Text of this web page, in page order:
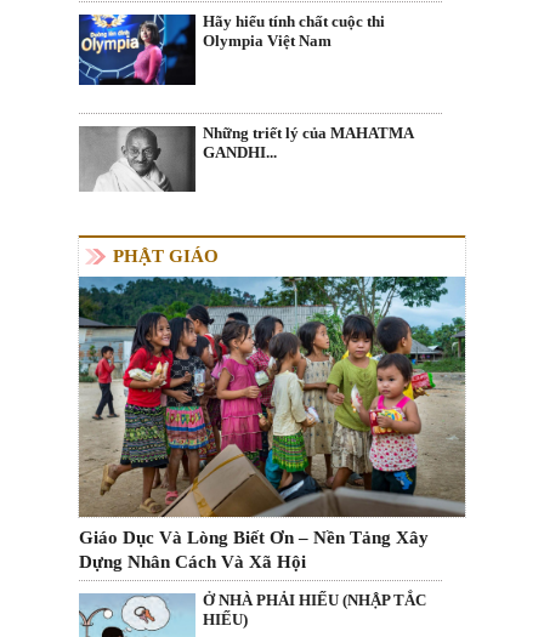
Hãy hiểu tính chất cuộc thi
Olympia Việt Nam
Những triết lý của MAHATMA
GANDHI...
PHẬT GIÁO
Giáo Dục Và Lòng Biết Ơn – Nền Tảng Xây
Dựng Nhân Cách Và Xã Hội
Ở NHÀ PHẢI HIẾU (NHẬP TẮC
HIẾU)